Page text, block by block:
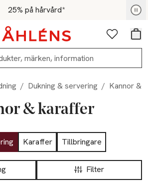
25% på hårvård*
medlemmar - Shoppa nu
Favoriter
/ Dukning & servering / Kannor &
& karaffer
Karaffer
Tillbringare
Filter